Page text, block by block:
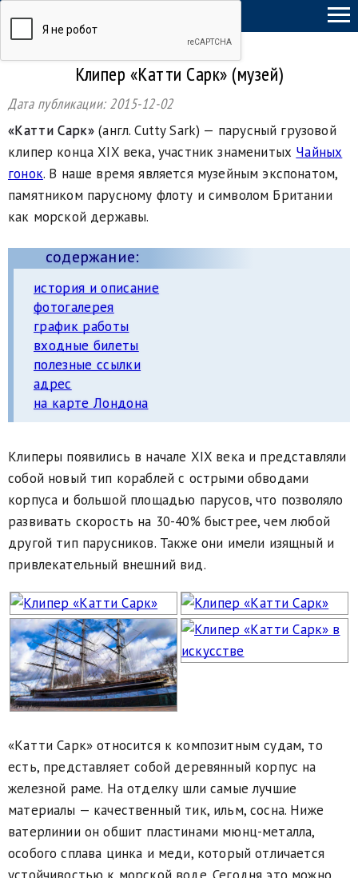
ТыСамСебеГид
Клипер «Катти Сарк» (музей)
Дата публикации: 2015-12-02
«Катти Сарк» (англ. Cutty Sark) — парусный грузовой
клипер конца XIX века, участник знаменитых Чайных
гонок. В наше время является музейным экспонатом,
памятником парусному флоту и символом Британии
как морской державы.
содержание:
история и описание
фотогалерея
график работы
входные билеты
полезные ссылки
адрес
на карте Лондона
Клиперы появились в начале XIX века и представляли
собой новый тип кораблей с острыми обводами
корпуса и большой площадью парусов, что позволяло
развивать скорость на 30-40% быстрее, чем любой
другой тип парусников. Также они имели изящный и
привлекательный внешний вид.
«Катти Сарк» относится к композитным судам, то
есть, представляет собой деревянный корпус на
железной раме. На отделку шли самые лучшие
материалы — качественный тик, ильм, сосна. Ниже
ватерлинии он обшит пластинами мюнц-металла,
особого сплава цинка и меди, который отличается